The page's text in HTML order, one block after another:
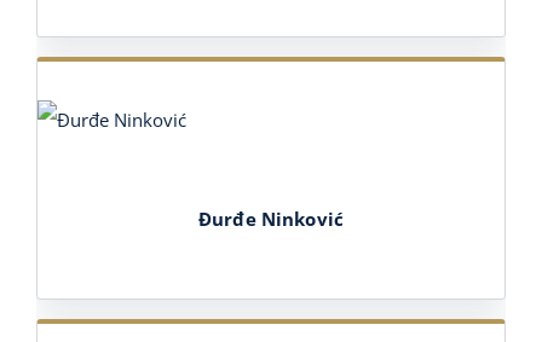
Đurđe Ninković